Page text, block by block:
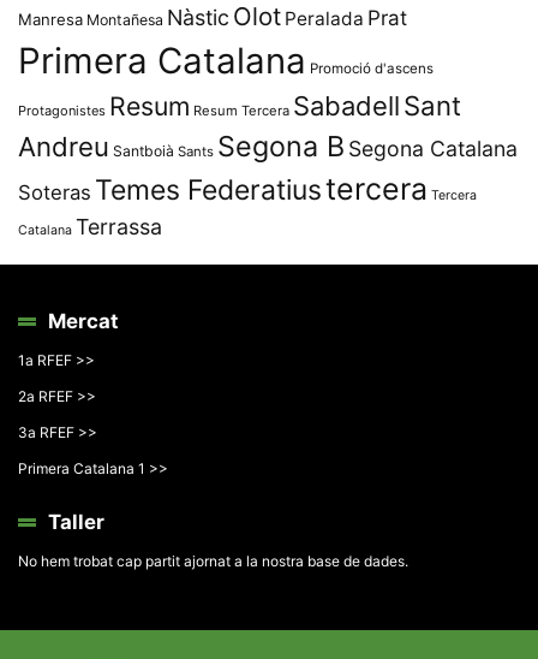
Manresa Montañesa Nàstic Olot Peralada Prat
Primera Catalana Promoció d'ascens
Protagonistes Resum Resum Tercera SabadellSant
Andreu Santboià Sants Segona B Segona Catalana
Soteras Temes Federatiustercera Tercera
Catalana Terrassa
Mercat
1a RFEF >>
2a RFEF >>
3a RFEF >>
Primera Catalana 1 >>
Taller
No hem trobat cap partit ajornat a la nostra base de dades.